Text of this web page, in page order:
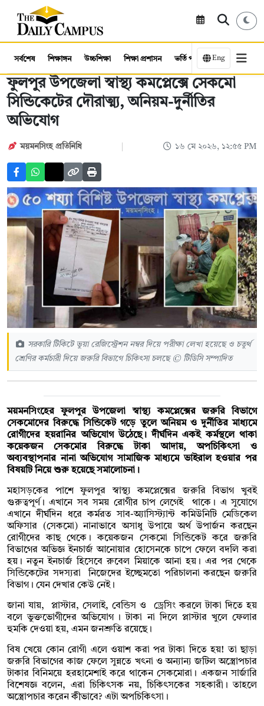
সর্বশেষ শিক্ষাঙ্গন উচ্চশিক্ষা শিক্ষা প্রশাসন ভর্তি পরীক্ষা কর্মসংস্থান
Eng
ফুলপুর উপজেলা স্বাস্থ্য কমপ্লেক্সে সেকমো
সিন্ডিকেটের দৌরাত্ম্য, অনিয়ম-দুর্নীতির
অভিযোগ
ময়মনসিংহ প্রতিনিধি ১৬ মে ২০২৬, ১২:৫৫ PM
সরকারি টিকিটে ভুয়া রেজিস্ট্রেশন নম্বর দিয়ে পরীক্ষা লেখা হয়েছে ও চতুর্থ
শ্রেণির কর্মচারী দিয়ে জরুরি বিভাগে চিকিৎসা চলছে © টিডিসি সম্পাদিত
ময়মনসিংহের ফুলপুর উপজেলা স্বাস্থ্য কমপ্লেক্সের জরুরি বিভাগে
সেকমোদের বিরুদ্ধে সিন্ডিকেট গড়ে তুলে অনিয়ম ও দুর্নীতির মাধ্যমে
রোগীদের হয়রানির অভিযোগ উঠেছে। দীর্ঘদিন একই কর্মস্থলে থাকা
কয়েকজন সেকমোর বিরুদ্ধে টাকা আদায়, অপচিকিৎসা ও
অব্যবস্থাপনার নানা অভিযোগ সামাজিক মাধ্যমে ভাইরাল হওয়ার পর
বিষয়টি নিয়ে শুরু হয়েছে সমালোচনা।
মহাসড়কের পাশে ফুলপুর স্বাস্থ্য কমপ্লেক্সের জরুরি বিভাগ খুবই
গুরুত্বপূর্ণ। এখানে সব সময় রোগীর চাপ লেগেই থাকে। এ সুযোগে
এখানে দীর্ঘদিন ধরে কর্মরত সাব-অ্যাসিস্ট্যান্ট কমিউনিটি মেডিকেল
অফিসার (সেকমো) নানাভাবে অসাধু উপায়ে অর্থ উপার্জন করছেন
রোগীদের কাছ থেকে। কয়েকজন সেকমো সিন্ডিকেট করে জরুরি
বিভাগের অভিজ্ঞ ইনচার্জ আনোয়ার হোসেনকে চাপে ফেলে বদলি করা
হয়। নতুন ইনচার্জ হিসেবে রুবেল মিয়াকে আনা হয়। এর পর থেকে
সিন্ডিকেটের সদস্যরা নিজেদের ইচ্ছেমতো পরিচালনা করছেন জরুরি
বিভাগ। যেন দেখার কেউ নেই।
জানা যায়, প্লাস্টার, সেলাই, বেন্ডিস ও ড্রেসিং করলে টাকা দিতে হয়
বলে ভুক্তভোগীদের অভিযোগ । টাকা না দিলে প্লাস্টার খুলে ফেলার
হুমকি দেওয়া হয়, এমন জনশ্রুতি রয়েছে।
বিষ খেয়ে কোন রোগী এলে ওয়াশ করা পর টাকা দিতে হয়! তা ছাড়া
জরুরি বিভাগের কাজ ফেলে সুন্নতে খৎনা ও অন্যান্য জটিল অস্ত্রোপচার
টাকার বিনিময়ে হরহামেশাই করে থাকেন সেকমোরা। একজন সার্জারি
বিশেষজ্ঞ বলেন, এরা চিকিৎসক নয়, চিকিৎসকের সহকারী। তাহলে
অস্ত্রোপচার করেন কীভাবে? এটা অপচিকিৎসা।